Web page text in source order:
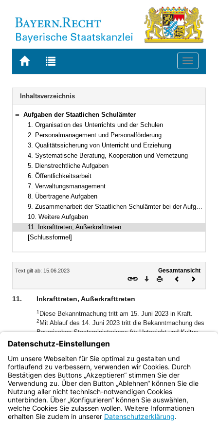
Zur
BAYERN.RECHT
Zur
letzten
Suche
Toggle
Navigation
Inhaltsverzeichnis
Bereich reduzieren
Aufgaben der Staatlichen Schulämter
1. Organisation des Unterrichts und der Schulen
2. Personalmanagement und Personalförderung
3. Qualitätssicherung von Unterricht und Erziehung
4. Systematische Beratung, Kooperation und Vernetzung
5. Dienstrechtliche Aufgaben
6. Öffentlichkeitsarbeit
7. Verwaltungsmanagement
8. Übertragene Aufgaben
9. Zusammenarbeit der Staatlichen Schulämter bei der Aufgabenerfüllung
10. Weitere Aufgaben
11. Inkrafttreten, Außerkrafttreten
[Schlussformel]
Inhalt
Text gilt ab: 15.06.2023
Gesamtansicht
Download
DruckenVorheriges
11. Inkrafttreten, Außerkrafttreten
1 Diese Bekanntmachung tritt am 15. Juni 2023 in Kraft.
2 Mit Ablauf des 14. Juni 2023 tritt die Bekanntmachung des
Bayerischen Staatsministeriums für Unterricht und Kultus
über die Aufgaben der Staatlichen Schulämter vom 6. Juli
2006 (KWMBl. I S. 183), die zuletzt durch Bekanntmachung
vom 17. November 2020 (BayMBl. Nr. 691) geändert worden
ist, außer Kraft.
Bayern.de
BayernPortal